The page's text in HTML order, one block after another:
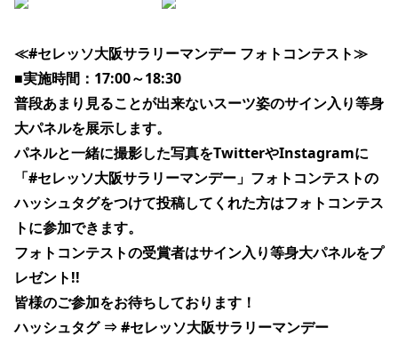
≪#セレッソ大阪サラリーマンデー フォトコンテスト≫
■実施時間：17:00～18:30
普段あまり見ることが出来ないスーツ姿のサイン入り等身
大パネルを展示します。
パネルと一緒に撮影した写真をTwitterやInstagramに
「#セレッソ大阪サラリーマンデー 」フォトコンテストの
ハッシュタグをつけて投稿してくれた方はフォトコンテス
トに参加できます。
フォトコンテストの受賞者はサイン入り等身大パネルをプ
レゼント!!
皆様のご参加をお待ちしております！
ハッシュタグ ⇒ #セレッソ大阪サラリーマンデー